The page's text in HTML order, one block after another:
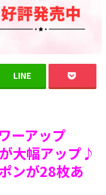
ーアップ
大幅アップ♪
ンが28枚あ